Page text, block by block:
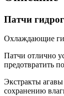
Патчи
Охлаждающие
Патчи отлично
предотвратить
Экстракты
сохранению